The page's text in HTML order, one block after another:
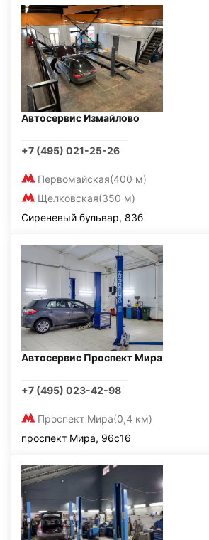
Автосервис Измайлово
+7 (495) 021-25-26
Первомайская(400 м)
Щелковская(350 м)
Сиреневый бульвар, 83б
Автосервис Проспект Мира
+7 (495) 023-42-98
Проспект Мира(0,4 км)
проспект Мира, 96с16